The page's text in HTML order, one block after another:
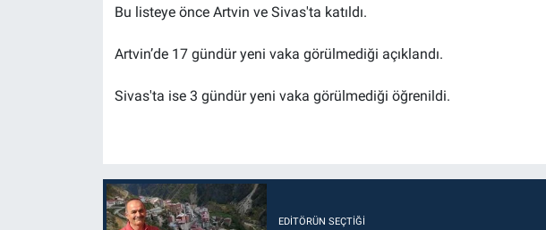
Bu listeye önce Artvin ve Sivas'ta katıldı.
Artvin’de 17 gündür yeni vaka görülmediği açıklandı.
Sivas'ta ise 3 gündür yeni vaka görülmediği öğrenildi.
EDITÖRÜN SEÇTIĞI